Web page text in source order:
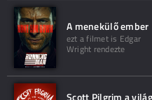
A menekülő ember
ezt a filmet is Edgar
Wright rendezte
Scott Pilgrim a világ